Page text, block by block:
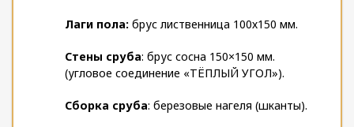
Лаги пола: брус лиственница 100х150 мм.
Стены сруба: брус сосна 150×150 мм.
(угловое соединение «ТЁПЛЫЙ УГОЛ»).
Сборка сруба: березовые нагеля (шканты).